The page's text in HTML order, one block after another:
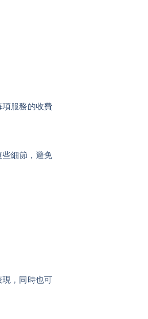
服務的收費
細節，避免
，同時也可